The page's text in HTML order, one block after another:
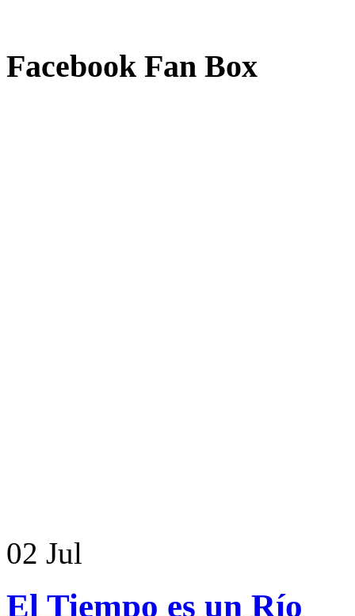
Facebook Fan Box
02 Jul
El Tiempo es un Río